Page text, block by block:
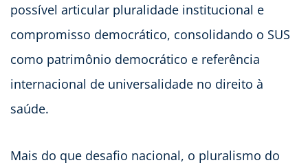
possível articular pluralidade institucional e
compromisso democrático, consolidando o SUS
como patrimônio democrático e referência
internacional de universalidade no direito à
saúde.
Mais do que desafio nacional, o pluralismo do